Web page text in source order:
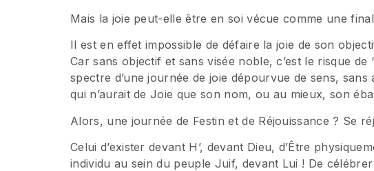
Mais la joie peut-elle être en soi vécue comme une
Il est en effet impossible de défaire la joie de son
Car sans objectif et sans visée noble, c’est le risque de
spectre d’une journée de joie dépourvue de sens,
qui n’aurait de Joie que son nom, ou au mieux, son
Alors, une journée de Festin et de Réjouissance ? Se
Celui d’exister devant H’, devant Dieu, d’Être
individu au sein du peuple Juif, devant Lui ! De